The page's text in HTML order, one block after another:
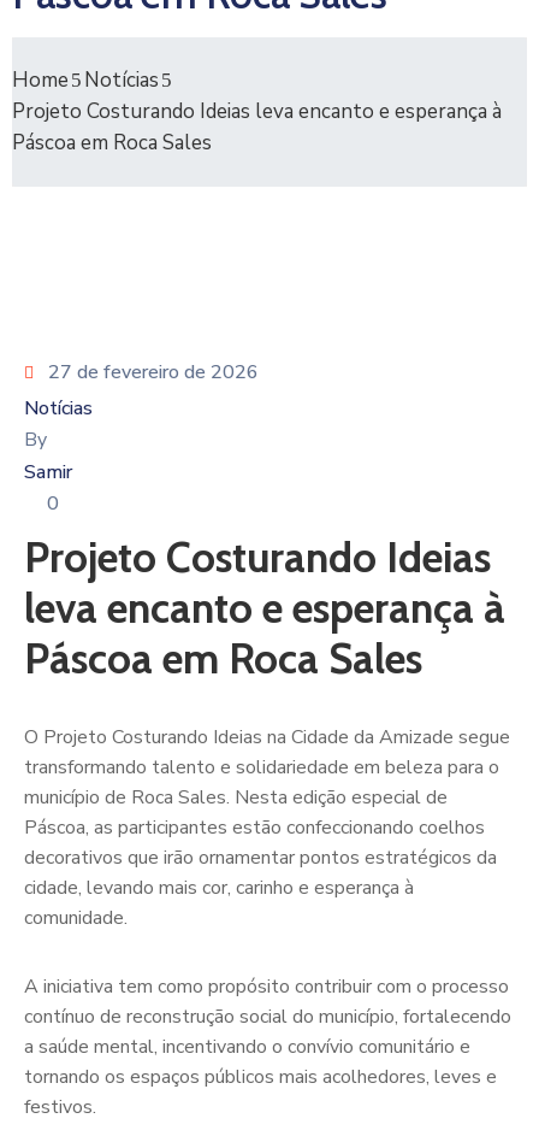
Home
Notícias
Projeto Costurando Ideias leva encanto e esperança à
Páscoa em Roca Sales
27 de fevereiro de 2026
Notícias
By
Samir
0
Projeto Costurando Ideias
leva encanto e esperança à
Páscoa em Roca Sales
O Projeto Costurando Ideias na Cidade da Amizade segue
transformando talento e solidariedade em beleza para o
município de Roca Sales. Nesta edição especial de
Páscoa, as participantes estão confeccionando coelhos
decorativos que irão ornamentar pontos estratégicos da
cidade, levando mais cor, carinho e esperança à
comunidade.
A iniciativa tem como propósito contribuir com o processo
contínuo de reconstrução social do município, fortalecendo
a saúde mental, incentivando o convívio comunitário e
tornando os espaços públicos mais acolhedores, leves e
festivos.